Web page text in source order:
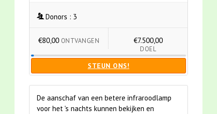
Donors : 3
€80,00 ONTVANGEN €7.500,00
DOEL
STEUN ONS!
De aanschaf van een betere infraroodlamp
voor het 's nachts kunnen bekijken en